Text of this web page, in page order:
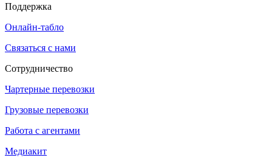
Поддержка
Онлайн-табло
Связаться с нами
Сотрудничество
Чартерные перевозки
Грузовые перевозки
Работа с агентами
Медиакит